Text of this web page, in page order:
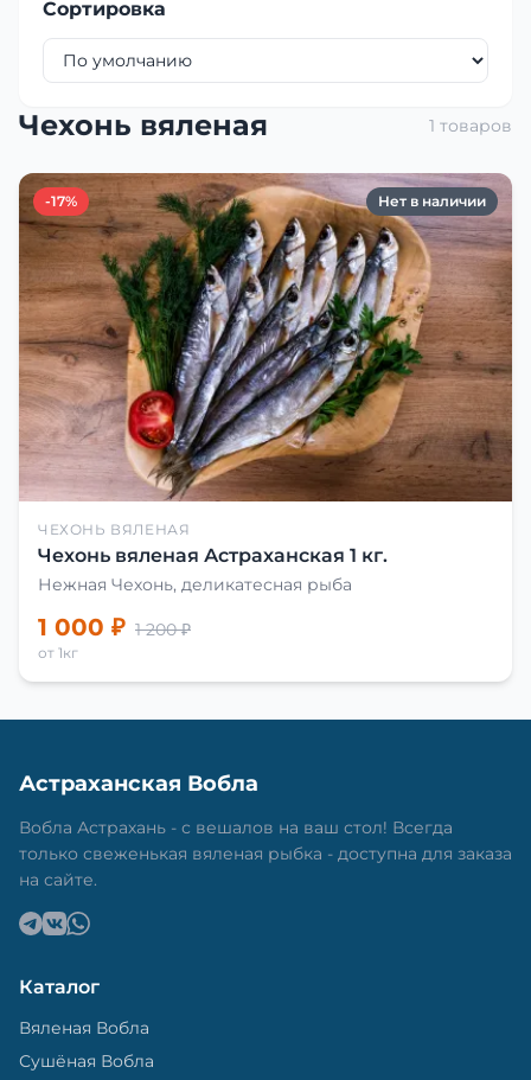
Сортировка
Чехонь вяленая 1 товаров
-17% Нет в наличии
ЧЕХОНЬ ВЯЛЕНАЯ
Чехонь вяленая Астраханская 1 кг.
Нежная Чехонь, деликатесная рыба
1 000 ₽ 1 200 ₽
от 1кг
Астраханская Вобла
Вобла Астрахань - с вешалов на ваш стол! Всегда
только свеженькая вяленая рыбка - доступна для заказа
на сайте.
Каталог
Вяленая Вобла
Сушёная Вобла